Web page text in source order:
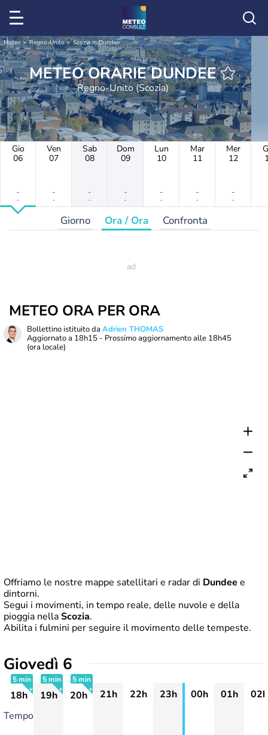
Meteo Regno-Unito Scozia Dundee
METEO ORARIE DUNDEE
Regno-Unito (Scozia)
Gio
06
-
-
Ven
07
-
-
Sab
08
-
-
Dom
09
-
-
Lun
10
-
-
Mar
11
-
-
Mer
12
-
-
Giorno Ora / Ora Confronta
METEO ORA PER ORA
Bollettino istituito da Adrien THOMAS
Aggiornato a 18h15 - Prossimo aggiornamento alle 18h45
(ora locale)
Offriamo le nostre mappe satellitari e radar di Dundee e
dintorni.
Segui i movimenti, in tempo reale, delle nuvole e della
pioggia nellaScozia.
Abilita i fulmini per seguire il movimento delle tempeste.
Giovedì 6
5 min
18h
5 min
19h
5 min
20h 21h 22h 23h 00h 01h
02h
Tempo